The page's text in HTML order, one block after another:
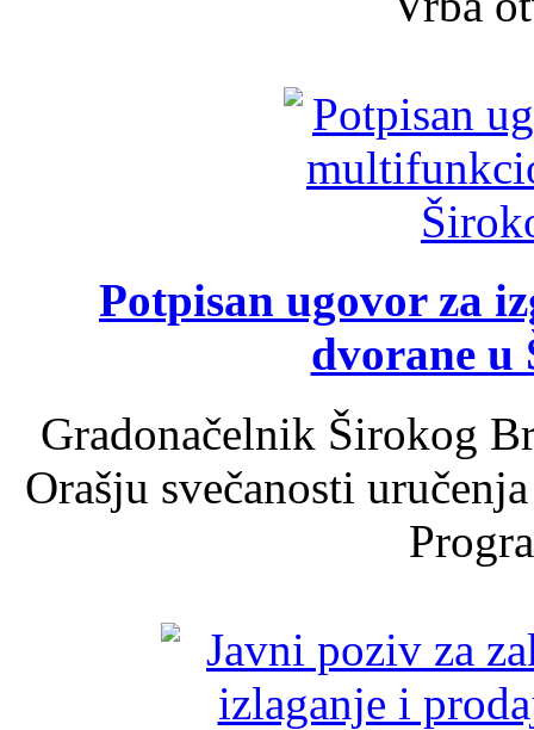
Potpisan ugovor za
dvorane u
Gradonačelnik Širokog
Orašju svečanosti